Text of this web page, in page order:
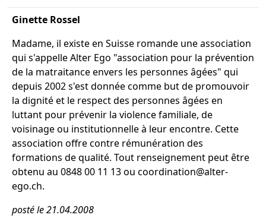
Ginette Rossel
Madame, il existe en Suisse romande une association
qui s'appelle Alter Ego "association pour la prévention
de la matraitance envers les personnes âgées" qui
depuis 2002 s'est donnée comme but de promouvoir
la dignité et le respect des personnes âgées en
luttant pour prévenir la violence familiale, de
voisinage ou institutionnelle à leur encontre. Cette
association offre contre rémunération des
formations de qualité. Tout renseignement peut être
obtenu au 0848 00 11 13 ou coordination@alter-
ego.ch.
posté le 21.04.2008